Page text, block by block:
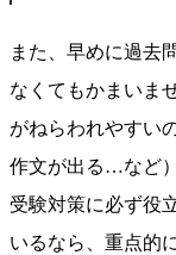
また、早めに過去
なくてもかまいま
がねらわれやすい
作文が出る…など
受験対策に必ず役
いるなら、重点的